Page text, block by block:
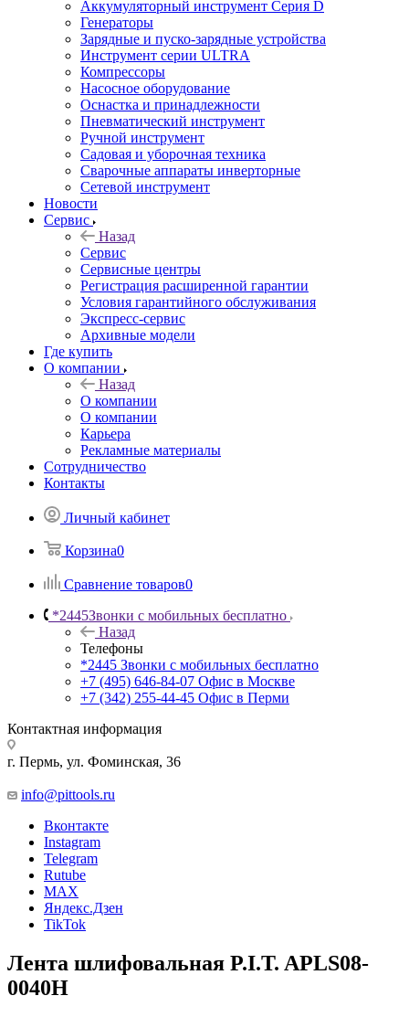
Аккумуляторный инструмент Серия D
Генераторы
Зарядные и пуско-зарядные устройства
Инструмент серии ULTRA
Компрессоры
Насосное оборудование
Оснастка и принадлежности
Пневматический инструмент
Ручной инструмент
Садовая и уборочная техника
Сварочные аппараты инверторные
Сетевой инструмент
Новости
Сервис
Назад
Сервис
Сервисные центры
Регистрация расширенной гарантии
Условия гарантийного обслуживания
Экспресс-сервис
Архивные модели
Где купить
О компании
Назад
О компании
О компании
Карьера
Рекламные материалы
Сотрудничество
Контакты
Личный кабинет
Корзина0
Сравнение товаров0
*2445Звонки с мобильных бесплатно
Назад
Телефоны
*2445 Звонки с мобильных бесплатно
+7 (495) 646-84-07 Офис в Москве
+7 (342) 255-44-45 Офис в Перми
Контактная информация
г. Пермь, ул. Фоминская, 36
info@pittools.ru
Вконтакте
Instagram
Telegram
Rutube
MAX
Яндекс.Дзен
TikTok
Лента шлифовальная P.I.T. APLS08-
0040H